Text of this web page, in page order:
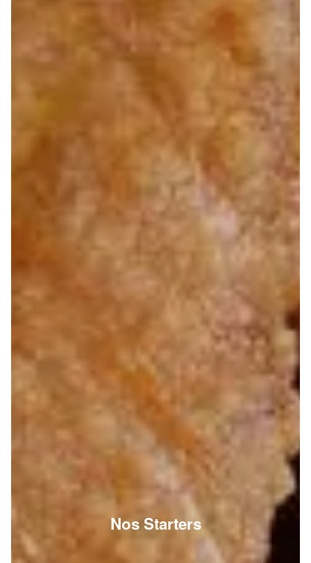
Nos Starters